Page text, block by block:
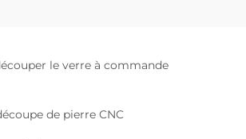
le verre à commande
de pierre CNC